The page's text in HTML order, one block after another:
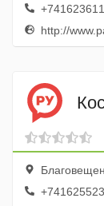
http://